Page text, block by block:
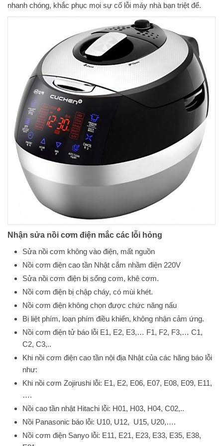
nhanh chóng, khắc phục mọi sự cố lỗi máy nhà bạn triệt để.
Nhận sửa nồi cơm điện mắc các lỗi hỏng
Sửa nồi cơm không vào điện, mất nguồn
Nồi cơm điện cao tần Nhật cắm nhầm điện 220V
Sửa nồi cơm điện bị sống cơm, khê cơm.
Nồi cơm điện bị chập cháy, có mùi khét.
Nồi cơm điện không chọn được chức năng nấu
Bị liệt phím, loạn phím điều khiển, không nhận cảm ứng.
Nồi cơm điện tử báo lỗi E1, E2, E3,… F1, F2, F3,… C1,
C2, C3,..
Khi nồi cơm điện cao tần nội địa Nhật của các hãng báo lỗi
như:
Khi nồi cơm Zojirushi lỗi: E1, E2, E06, E07, E08, E09, E11,
….
Nồi cao tần nhật Hitachi lỗi: H01, H03, H04, C02,..
Nồi Panasonic báo lỗi: U10, U12, U15, U20,….
Nồi cơm điện Sanyo lỗi: E11, E21, E23, E33, E35, E38,